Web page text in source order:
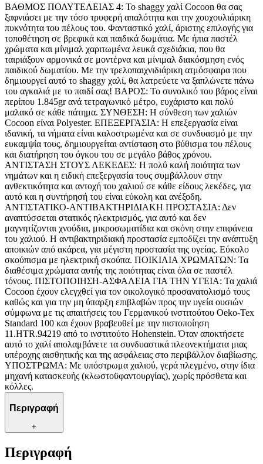
ΒΑΘΜΟΣ ΠΟΛΥΤΕΛΕΙΑΣ 4: Το shaggy χαλί Cocoon θα σας
ξαφνιάσει με την τόσο τρυφερή απαλότητα και την χουχουλιάρικη
πυκνότητα του πέλους του. Φανταστικό χαλί, άριστης επιλογής για
τοποθέτηση σε βρεφικά και παιδικά δωμάτια. Με ήπια παστέλ
χρώματα και μίνιμαλ χαριτωμένα λευκά σχεδιάκια, που θα
ταιριάξουν αρμονικά σε μοντέρνα και μίνιμαλ διακόσμηση ενός
παιδικού δωματίου. Με την τρελοπαιχνιδιάρικη ατμόσφαιρα που
δημιουργεί αυτό το shaggy χαλί, θα λατρεύετε να ξαπλώνετε πάνω
του αγκαλιά με το παιδί σας! ΒΑΡΟΣ: Το συνολικό του βάρος είναι
περίπου 1.845gr ανά τετραγωνικό μέτρο, ευχάριστο και πολύ
μαλακό σε κάθε πάτημα. ΣΥΝΘΕΣΗ: Η σύνθεση των χαλιών
Cocoon είναι Polyester. ΕΠΕΞΕΡΓΑΣΙΑ: Η επεξεργασία είναι
ιδανική, τα νήματα είναι καλοστρωμένα και σε συνδυασμό με την
ευκαμψία τους, δημιουργείται αντίσταση στο βύθισμα του πέλους
και διατήρηση του όγκου του σε μεγάλο βάθος χρόνου.
ΑΝΤΙΣΤΑΣΗ ΣΤΟΥΣ ΛΕΚΕΔΕΣ: Η πολύ καλή ποιότητα των
νημάτων και η ειδική επεξεργασία τους συμβάλλουν στην
ανθεκτικότητα και αντοχή του χαλιού σε κάθε είδους λεκέδες, για
αυτό και η συντήρησή του είναι εύκολη και ανέξοδη.
ΑΝΤΙΣΤΑΤΙΚΟ-ΑΝΤΙΒΑΚΤΗΡΙΔΙΑΚΗ ΠΡΟΣΤΑΣΙΑ: Δεν
αναπτύσσεται στατικός ηλεκτρισμός, για αυτό και δεν
μαγνητίζονται χνούδια, μικροσωματίδια και σκόνη στην επιφάνεια
του χαλιού. Η αντιβακτηριδιακή προστασία εμποδίζει την ανάπτυξη
αποικιών από ακάρεα, για μέγιστη προστασία της υγείας. Εύκολο
σκούπισμα με ηλεκτρική σκούπα. ΠΟΙΚΙΛΙΑ ΧΡΩΜΑΤΩΝ: Τα
διαθέσιμα χρώματα αυτής της ποιότητας είναι όλα σε παστέλ
τόνους. ΠΙΣΤΟΠΟΙΗΣΗ-ΑΣΦΑΛΕΙΑ ΓΙΑ ΤΗΝ ΥΓΕΙΑ: Τα χαλιά
Cocoon έχουν ελεγχθεί για τον οικολογικό προσανατολισμό τους
καθώς και για την μη ύπαρξη επιβλαβών προς την υγεία ουσιών
σύμφωνα με τις απαιτήσεις του Γερμανικού ινστιτούτου Oeko-Tex
Standard 100 και έχουν βραβευθεί με την πιστοποίηση
11.HTR.94219 από το ινστιτούτο Hohenstein. Όταν αποκτήσετε
αυτό το χαλί απολαμβάνετε τα συνδυαστικά πλεονεκτήματα μιας
υπέροχης αισθητικής και της ασφάλειας στο περιβάλλον διαβίωσης.
ΥΠΟΣΤΡΩΜΑ: Με υπόστρωμα χαλιού, γερά πλεγμένο, στην ίδια
μηχανή κατασκευής (κλωστοϋφαντουργίας), χωρίς πρόσθετα και
κόλλες.
Περιγραφή
+
Περιγραφή